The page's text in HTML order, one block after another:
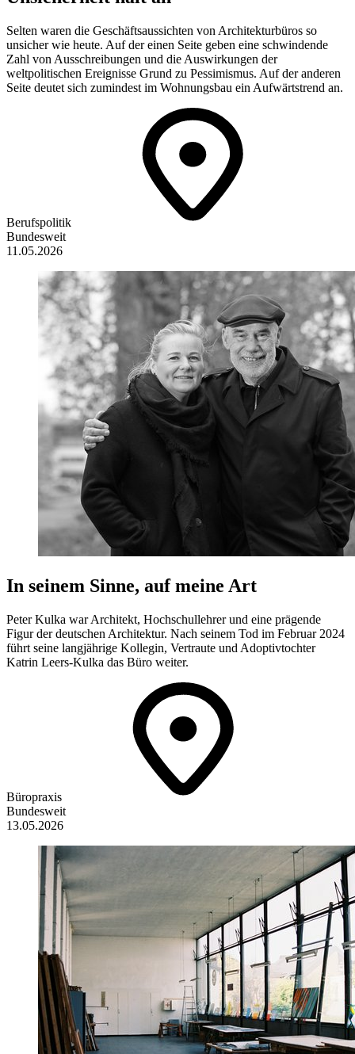
Selten waren die Geschäftsaussichten von Architekturbüros so
unsicher wie heute. Auf der einen Seite geben eine schwindende
Zahl von Ausschreibungen und die Auswirkungen der
weltpolitischen Ereignisse Grund zu Pessimismus. Auf der anderen
Seite deutet sich zumindest im Wohnungsbau ein Aufwärtstrend an.
Berufspolitik
Bundesweit
11.05.2026
In seinem Sinne, auf meine Art
Peter Kulka war Architekt, Hochschullehrer und eine prägende
Figur der deutschen Architektur. Nach seinem Tod im Februar 2024
führt seine langjährige Kollegin, Vertraute und Adoptivtochter
Katrin Leers-Kulka das Büro weiter.
Büropraxis
Bundesweit
13.05.2026